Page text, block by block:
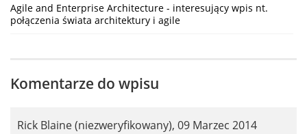
Agile and Enterprise Architecture - interesujący wpis nt.
połączenia świata architektury i agile
Komentarze do wpisu
Rick Blaine (niezweryfikowany), 09 Marzec 2014